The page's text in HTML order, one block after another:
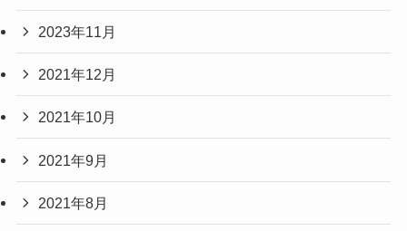
2023年11月
2021年12月
2021年10月
2021年9月
2021年8月